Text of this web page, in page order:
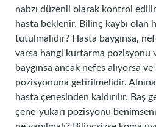
nabzı düzenli olarak kontrol
hasta beklenir. Bilinç kaybı olan
tutulmalıdır? Hasta baygınsa,
varsa hangi kurtarma pozisyonu
baygınsa ancak nefes alıyorsa
pozisyonuna getirilmelidir.
hasta çenesinden kaldırılır. Baş
çene-yukarı pozisyonu